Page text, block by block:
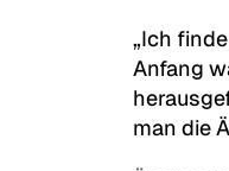
„Ich
Anfang
man die